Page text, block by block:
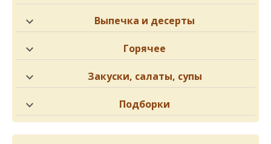
Выпечка и десерты
Горячее
Закуски, салаты, супы
Подборки